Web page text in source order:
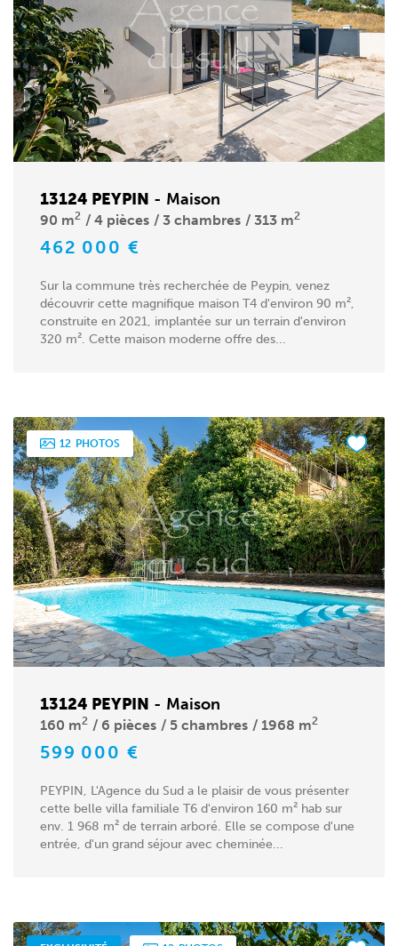
13124 PEYPIN - Maison
90 m2 4 pièces 3 chambres 313 m2
462 000 €
Sur la commune très recherchée de Peypin, venez
découvrir cette magnifique maison T4 d'environ 90 m²,
construite en 2021, implantée sur un terrain d'environ
320 m². Cette maison moderne offre des...
12 PHOTOS
13124 PEYPIN - Maison
160 m2 6 pièces 5 chambres 1968 m2
599 000 €
PEYPIN, L'Agence du Sud a le plaisir de vous présenter
cette belle villa familiale T6 d'environ 160 m² hab sur
env. 1 968 m² de terrain arboré. Elle se compose d'une
entrée, d'un grand séjour avec cheminée...